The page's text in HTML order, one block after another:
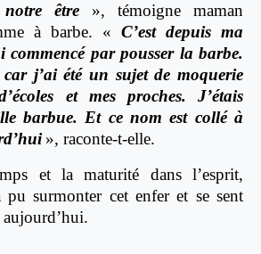
être », témoigne maman
à barbe. « C’est depuis ma
commencé par pousser la barbe.
car j’ai été un sujet de moquerie
et mes proches. J’étais
barbue. Et ce nom est collé à
», raconte-t-elle.
et la maturité dans l’esprit,
pu surmonter cet enfer et se sent
aujourd’hui.